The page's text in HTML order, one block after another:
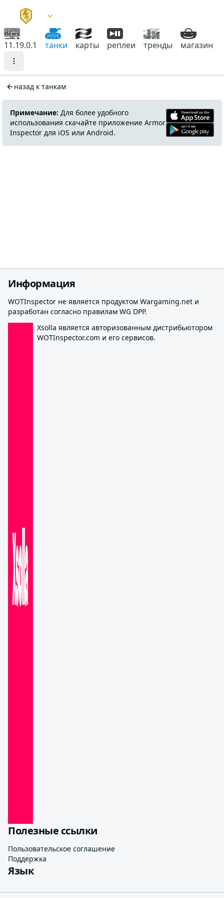
11.19.0.1 танки карты реплеи тренды магазин
назад к танкам
Примечание: Для более удобного
использования скачайте приложение Armor
Inspector для iOS или Android.
Информация
WOTInspector не является продуктом Wargaming.net и
разработан согласно правилам WG DPP.
Xsolla является авторизованным дистрибьютором
WOTInspector.com и его сервисов.
Полезные ссылки
Пользовательское соглашение
Поддержка
Язык